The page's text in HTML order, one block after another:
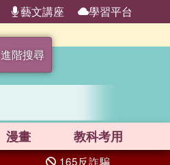
藝文講座 學習平台
進階搜尋
漫畫 教科考用
165反詐騙